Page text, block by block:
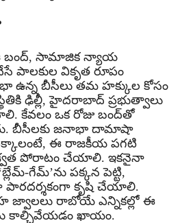
బంద్, సామాజిక న్యాయ
వికృత రూపం
ఉన్న బీసీలు తమ హక్కుల కోసం
ఢిల్లీ, హైదరాబాద్ ప్రభుత్వాలు
కేవలం ఒక రోజు బంద్‌తో
బీసీలకు జనాభా దామాషా
ఈ రాజకీయ పగటి
పోరాటం చేయాలి. ఇకనైనా
గేమ్‌’ను పక్కన పెట్టి,
పారదర్శకంగా కృషి చేయాలి.
జ్వాలలు రాబోయే ఎన్నికల్లో ఈ
కాల్చివేయడం ఖాయం.